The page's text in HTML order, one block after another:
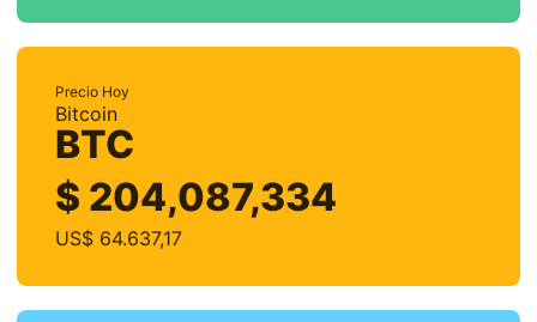
Precio Hoy
Bitcoin
BTC
$ 204,087,334
US$ 64.637,17